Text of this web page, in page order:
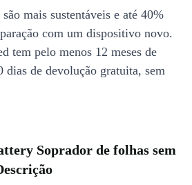
mais sustentáveis e até 40%
com um dispositivo novo.
tem pelo menos 12 meses de
dias de devolução gratuita, sem
Soprador de folhas sem